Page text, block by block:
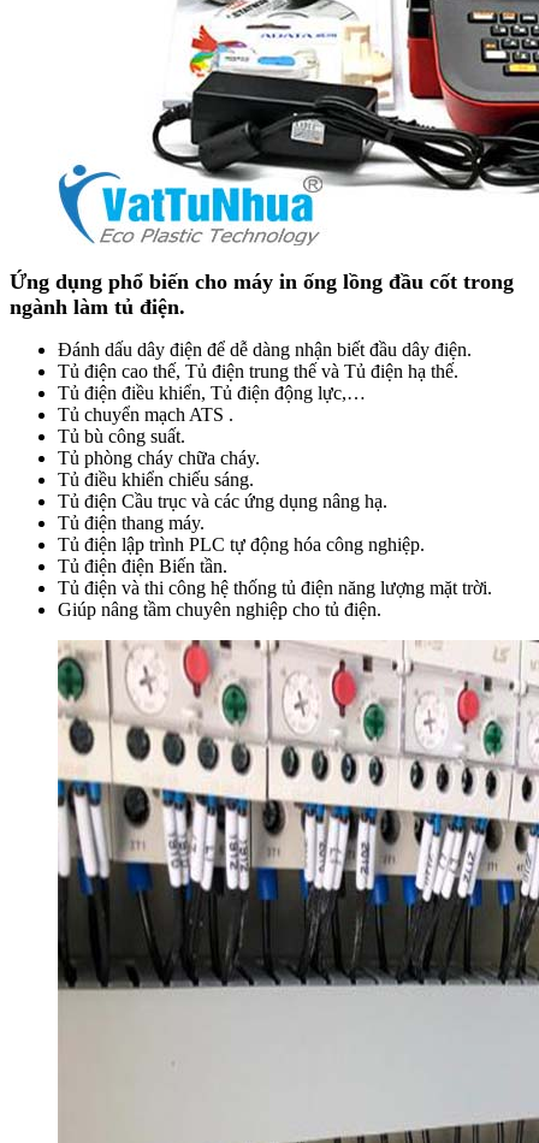
Ứng dụng phổ biến cho máy in ống lồng đầu cốt trong
ngành làm tủ điện.
Đánh dấu dây điện để dễ dàng nhận biết đầu dây điện.
Tủ điện cao thế, Tủ điện trung thế và Tủ điện hạ thế.
Tủ điện điều khiển, Tủ điện động lực,…
Tủ chuyển mạch ATS .
Tủ bù công suất.
Tủ phòng cháy chữa cháy.
Tủ điều khiển chiếu sáng.
Tủ điện Cầu trục và các ứng dụng nâng hạ.
Tủ điện thang máy.
Tủ điện lập trình PLC tự động hóa công nghiệp.
Tủ điện điện Biến tần.
Tủ điện và thi công hệ thống tủ điện năng lượng mặt trời.
Giúp nâng tầm chuyên nghiệp cho tủ điện.